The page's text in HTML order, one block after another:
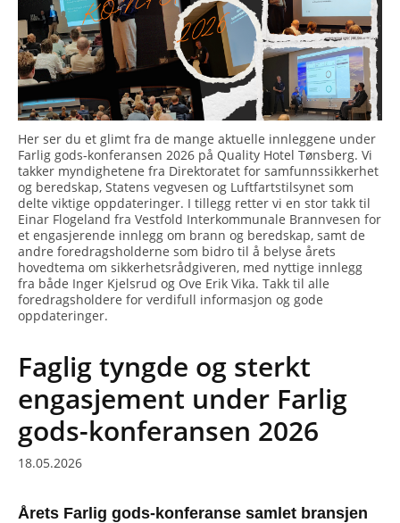
Her ser du et glimt fra de mange aktuelle innleggene under
Farlig gods-konferansen 2026 på Quality Hotel Tønsberg. Vi
takker myndighetene fra Direktoratet for samfunnssikkerhet
og beredskap, Statens vegvesen og Luftfartstilsynet som
delte viktige oppdateringer. I tillegg retter vi en stor takk til
Einar Flogeland fra Vestfold Interkommunale Brannvesen for
et engasjerende innlegg om brann og beredskap, samt de
andre foredragsholderne som bidro til å belyse årets
hovedtema om sikkerhetsrådgiveren, med nyttige innlegg
fra både Inger Kjelsrud og Ove Erik Vika. Takk til alle
foredragsholdere for verdifull informasjon og gode
oppdateringer.
Faglig tyngde og sterkt
engasjement under Farlig
gods-konferansen 2026
18.05.2026
Årets Farlig gods-konferanse samlet bransjen